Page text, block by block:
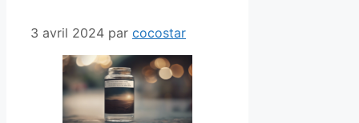
3 avril 2024 par cocostar